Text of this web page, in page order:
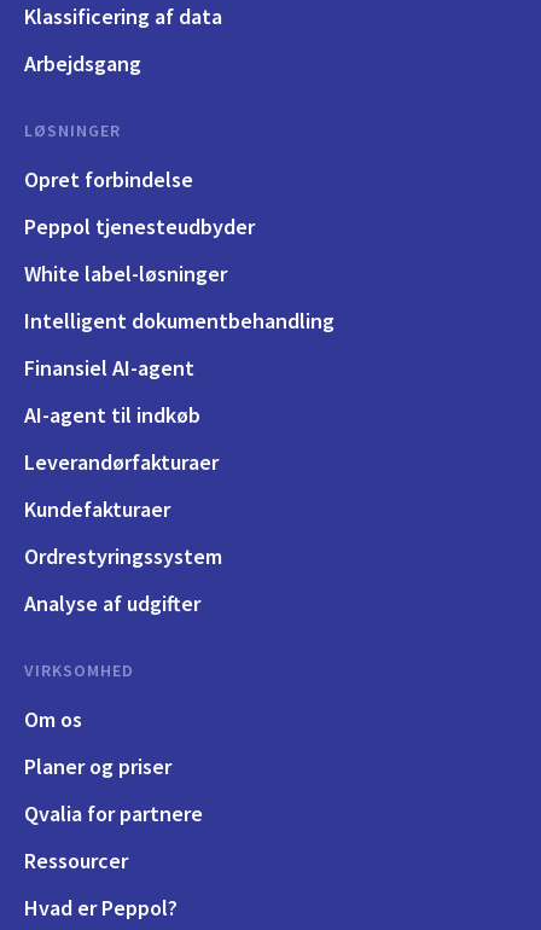
Klassificering af data
Arbejdsgang
LØSNINGER
Opret forbindelse
Peppol tjenesteudbyder
White label-løsninger
Intelligent dokumentbehandling
Finansiel AI-agent
AI-agent til indkøb
Leverandørfakturaer
Kundefakturaer
Ordrestyringssystem
Analyse af udgifter
VIRKSOMHED
Om os
Planer og priser
Qvalia for partnere
Ressourcer
Hvad er Peppol?